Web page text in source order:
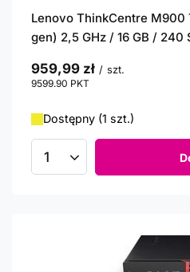
Lenovo ThinkCentre
gen) 2,5 GHz / 16 GB / 240
959,99 zł / szt.
9599.90 PKT
Dostępny (1 szt.)
Ilość produktów